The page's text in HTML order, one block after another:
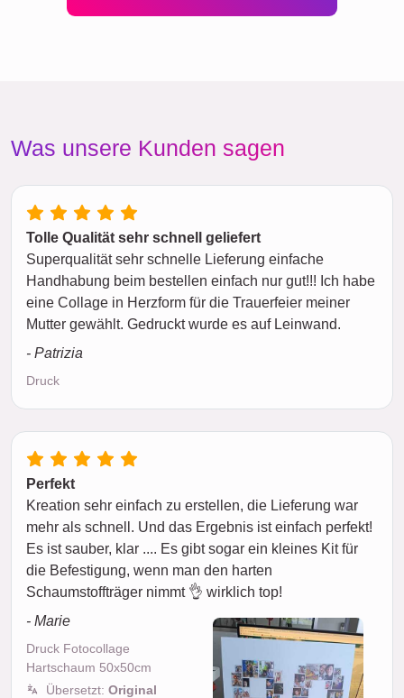
Was unsere Kunden sagen
Tolle Qualität sehr schnell geliefert
Superqualität sehr schnelle Lieferung einfache
Handhabung beim bestellen einfach nur gut!!! Ich habe
eine Collage in Herzform für die Trauerfeier meiner
Mutter gewählt. Gedruckt wurde es auf Leinwand.
- Patrizia
Druck
Perfekt
Kreation sehr einfach zu erstellen, die Lieferung war
mehr als schnell. Und das Ergebnis ist einfach perfekt!
Es ist sauber, klar .... Es gibt sogar ein kleines Kit für
die Befestigung, wenn man den harten
Schaumstoffträger nimmt 👌 wirklich top!
- Marie
Druck Fotocollage
Hartschaum 50x50cm
Übersetzt: Original